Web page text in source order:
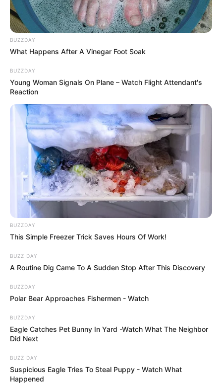
BUZZDAY
What Happens After A Vinegar Foot Soak
BUZZDAY
Young Woman Signals On Plane – Watch Flight Attendant's
Reaction
BUZZDAY
This Simple Freezer Trick Saves Hours Of Work!
BUZZ DAY
A Routine Dig Came To A Sudden Stop After This Discovery
BUZZDAY
Polar Bear Approaches Fishermen - Watch
BUZZDAY
Eagle Catches Pet Bunny In Yard -Watch What The Neighbor
Did Next
BUZZ DAY
Suspicious Eagle Tries To Steal Puppy - Watch What
Happened